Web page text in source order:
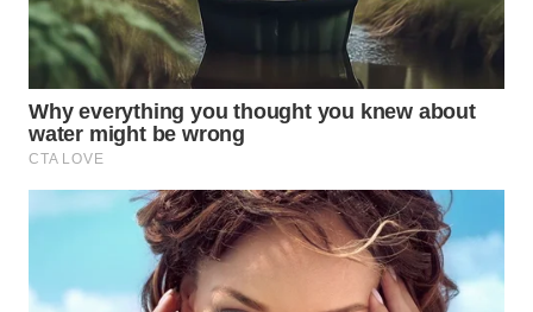
UTARA
WN
SAMOSIR
WN
PADANG
LAWAS
SUMEDANG